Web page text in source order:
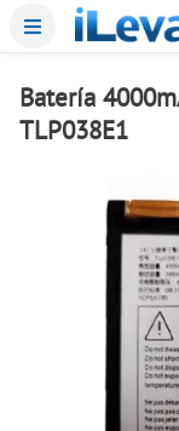
Menu
Batería
TLP038E1